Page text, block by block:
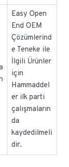
Easy Open
End OEM
Çözümlerind
e Teneke ile
İlgili Ürünler
için
Hammaddel
er ilk parti
çalışmaların
da
kaydedilmeli
dir.